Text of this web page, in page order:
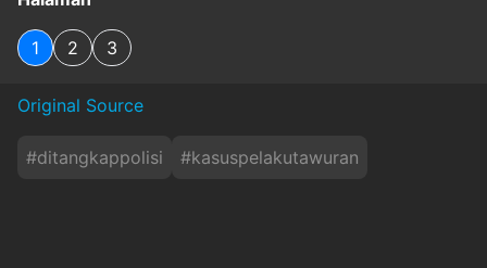
1 2 3
Original Source
#ditangkappolisi #kasuspelakutawuran